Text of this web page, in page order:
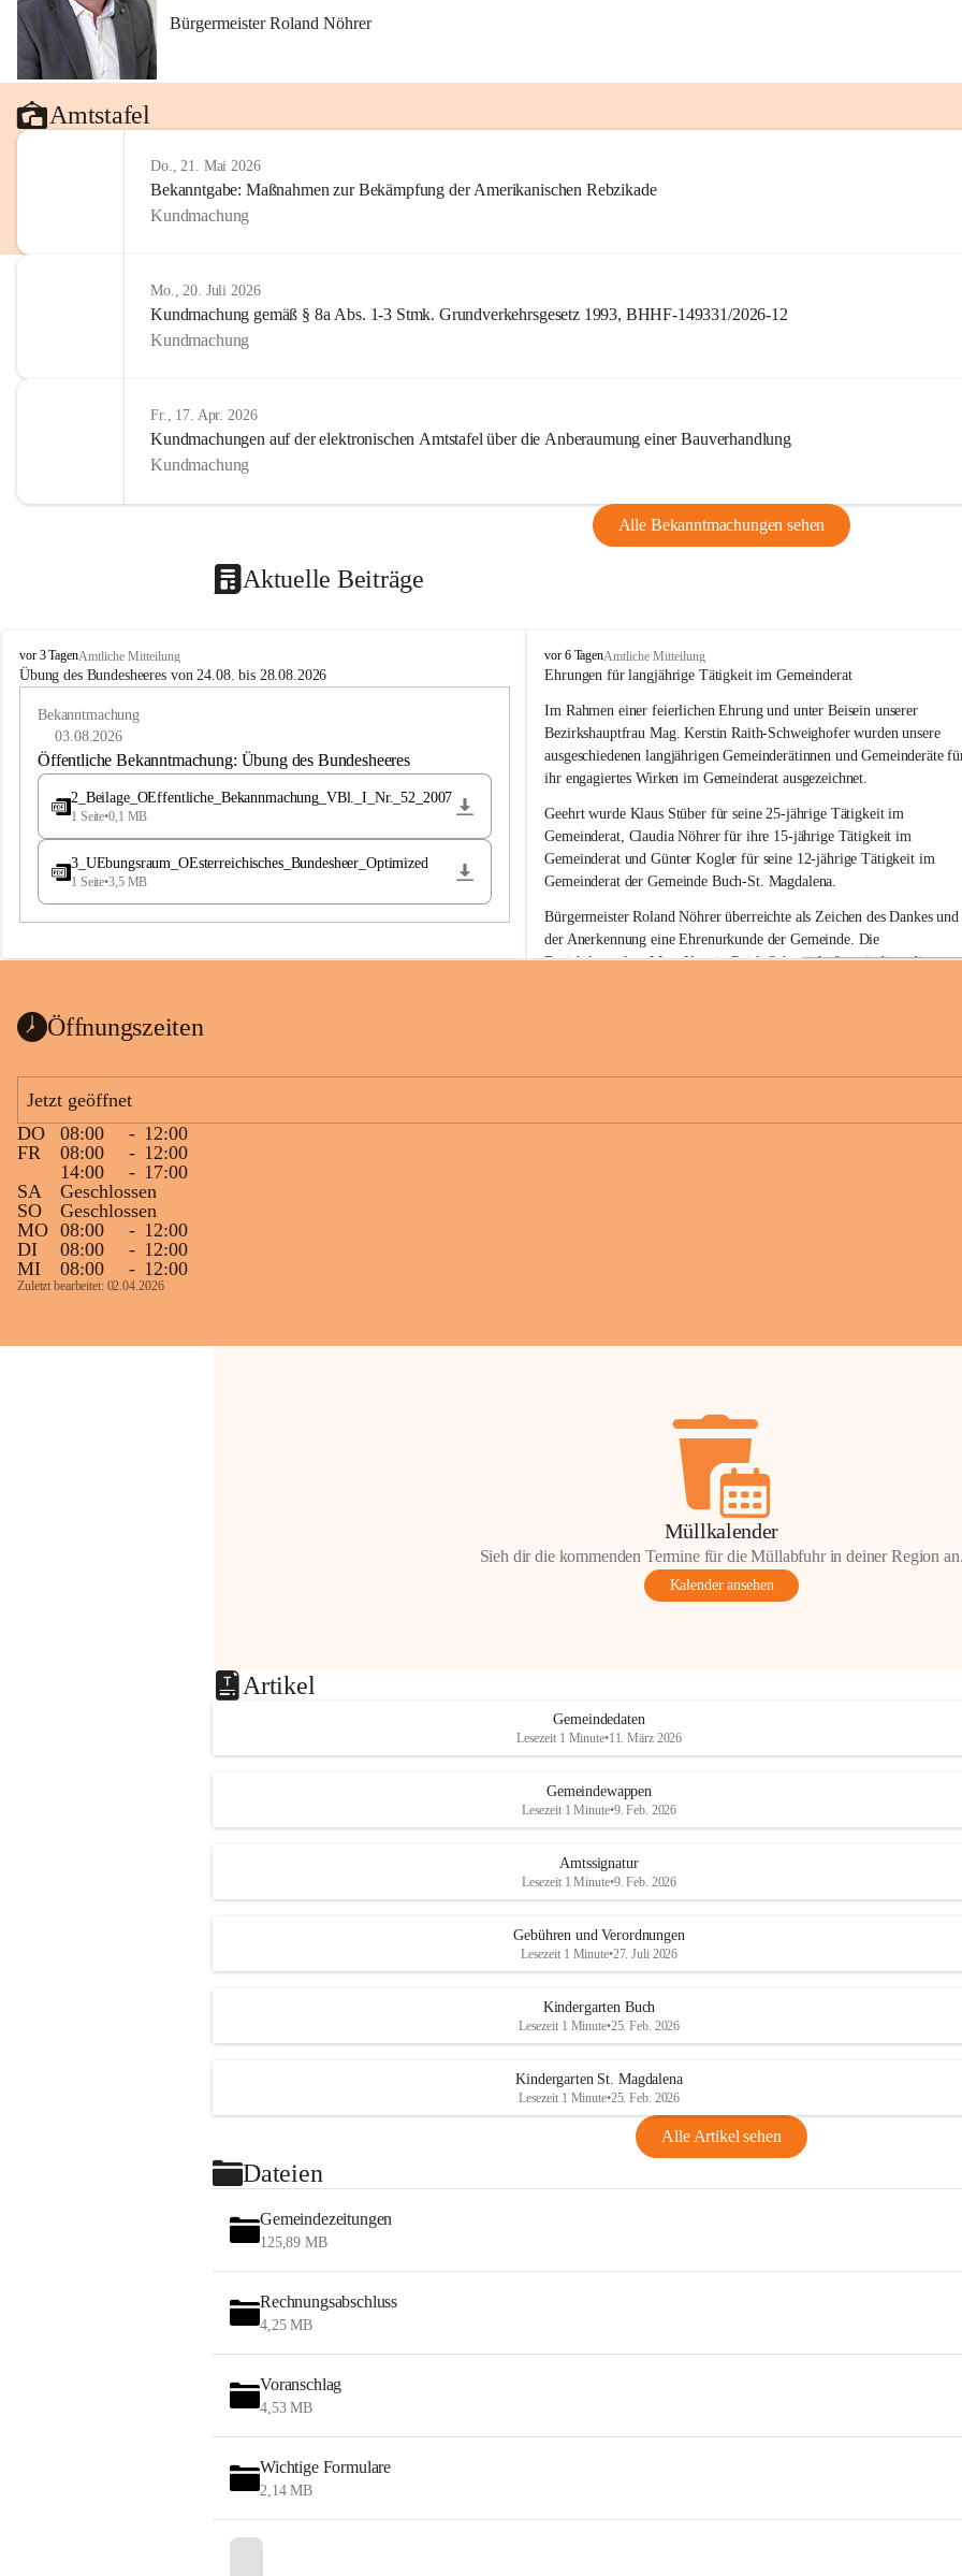
Bürgermeister Roland Nöhrer
Amtstafel
Do., 21. Mai 2026
Bekanntgabe: Maßnahmen zur Bekämpfung der Amerikanischen Rebzikade
Kundmachung
Mo., 20. Juli 2026
Kundmachung gemäß § 8a Abs. 1-3 Stmk. Grundverkehrsgesetz 1993, BHHF-149331/2026-12
Kundmachung
Fr., 17. Apr. 2026
Kundmachungen auf der elektronischen Amtstafel über die Anberaumung einer Bauverhandlung
Kundmachung
Alle Bekanntmachungen sehen
Aktuelle Beiträge
B
u
e
a
vor 3 TagenAmtliche Mitteilung
Übung des Bundesheeres von 24.08. bis 28.08.2026
Bekanntmachung
03.08.2026
Öffentliche Bekanntmachung: Übung des Bundesheeres
2_Beilage_OEffentliche_Bekannmachung_VBl._I_Nr._52_2007
1 Seite•0,1 MB
3_UEbungsraum_OEsterreichisches_Bundesheer_Optimized
1 Seite•3,5 MB
B
u
h
-
S
t
M
a
g
d
a
l
e
n
a
vor 6 TagenAmtliche Mitteilung
Ehrungen für langjährige Tätigkeit im Gemeinderat
Im Rahmen einer feierlichen Ehrung und unter Beisein unserer
Bezirkshauptfrau Mag. Kerstin Raith-Schweighofer wurden unsere
ausgeschiedenen langjährigen Gemeinderätinnen und Gemeinderäte
ihr engagiertes Wirken im Gemeinderat ausgezeichnet.
Geehrt wurde Klaus Stüber für seine 25-jährige Tätigkeit im
Gemeinderat, Claudia Nöhrer für ihre 15-jährige Tätigkeit im
Gemeinderat und Günter Kogler für seine 12-jährige Tätigkeit im
Gemeinderat der Gemeinde Buch-St. Magdalena.
Bürgermeister Roland Nöhrer überreichte als Zeichen des Dankes und
der Anerkennung eine Ehrenurkunde der Gemeinde. Die
Bezirkshauptfrau Mag. Kerstin Raith-Schweighofer würdigte die
+6
Öffnungszeiten
Jetzt geöffnet
DO
08:00 - 12:00
FR
08:00 - 12:00
14:00
- 17:00
SA
Geschlossen
SO
Geschlossen
MO 08:00 - 12:00
DI
08:00 - 12:00
MI
08:00 - 12:00
Zuletzt bearbeitet: 02.04.2026
Müllkalender
Sieh dir die kommenden Termine für die Müllabfuhr in deiner Region an.
Kalender ansehen
Artikel
Gemeindedaten
Lesezeit 1 Minute•11. März 2026
Gemeindewappen
Lesezeit 1 Minute•9. Feb. 2026
Amtssignatur
Lesezeit 1 Minute•9. Feb. 2026
Gebühren und Verordnungen
Lesezeit 1 Minute•27. Juli 2026
Kindergarten Buch
Lesezeit 1 Minute•25. Feb. 2026
Kindergarten St. Magdalena
Lesezeit 1 Minute•25. Feb. 2026
Alle Artikel sehen
Dateien
Gemeindezeitungen
125,89 MB
Rechnungsabschluss
4,25 MB
Voranschlag
4,53 MB
Wichtige Formulare
2,14 MB